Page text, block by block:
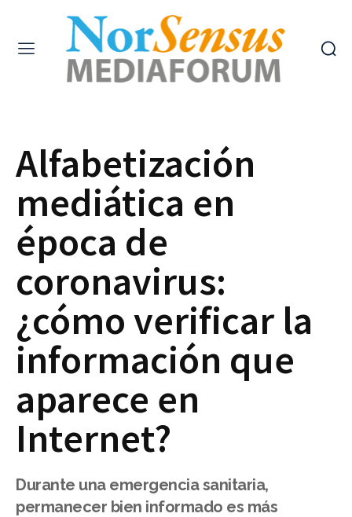
Alfabetización
mediática en
época de
coronavirus:
¿cómo verificar la
información que
aparece en
Internet?
Durante una emergencia sanitaria,
permanecer bien informado es más